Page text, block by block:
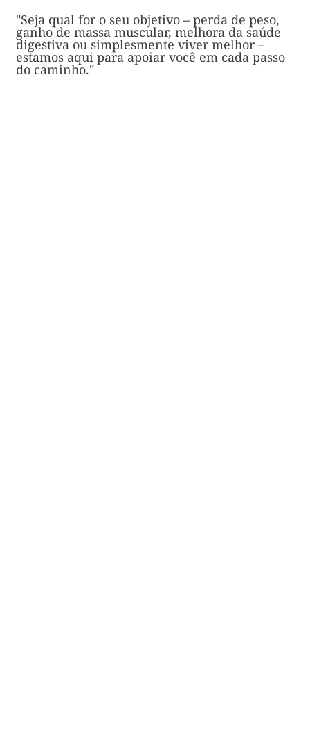
"Seja qual for o seu objetivo – perda de peso,
ganho de massa muscular, melhora da saúde
digestiva ou simplesmente viver melhor –
estamos aqui para apoiar você em cada passo
do caminho."